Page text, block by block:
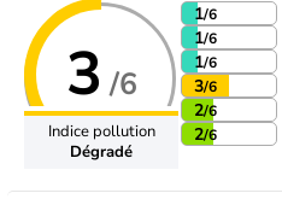
3 /6
Indice pollution
Dégradé
1/6
1/6
1/6
3/6
2/6
2/6